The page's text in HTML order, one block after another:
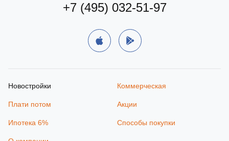
+7 (495) 032-51-97
Новостройки Коммерческая
Плати потом Акции
Ипотека 6% Способы покупки